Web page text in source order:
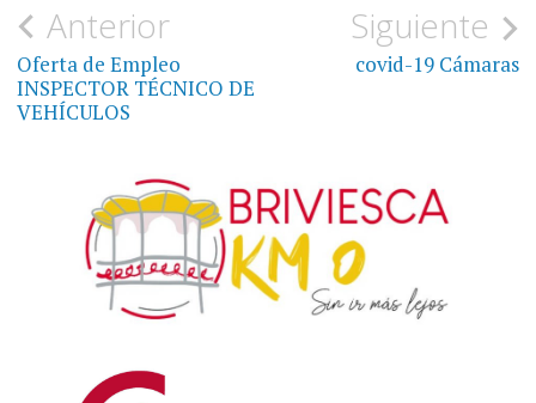
Navegación
de
entradas
Anterior
Oferta de Empleo
INSPECTOR TÉCNICO DE
VEHÍCULOS
Siguiente
covid-19 Cámaras